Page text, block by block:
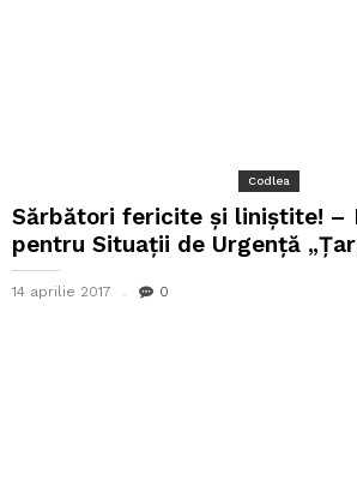
Codlea
Sărbători fericite şi liniştite! –
pentru Situaţii de Urgenţă
14 aprilie 2017 0